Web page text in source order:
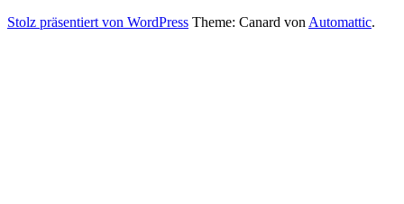
Stolz präsentiert von WordPress Theme: Canard von Automattic.